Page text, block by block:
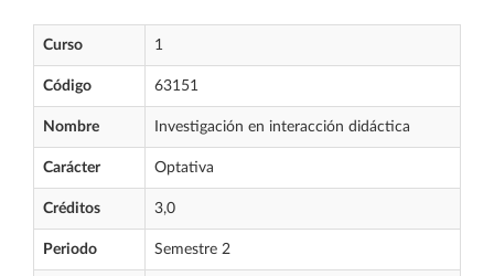
Curso 1
Código 63151
Nombre Investigación en interacción didáctica
Carácter Optativa
Créditos 3,0
Periodo Semestre 2